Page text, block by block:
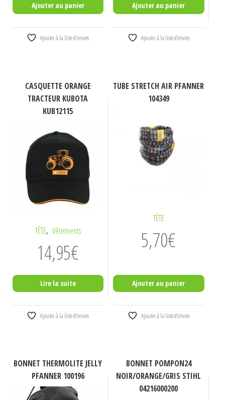
Ajouter au panier
Ajouter à la liste d’envies
Ajouter au panier
Ajouter à la liste d’envies
CASQUETTE ORANGE
TRACTEUR KUBOTA
KUB12115
TÊTE, Vêtements
14,95€
Lire la suite
Ajouter à la liste d’envies
TUBE STRETCH AIR PFANNER
104349
TÊTE
5,70€
Ajouter au panier
Ajouter à la liste d’envies
BONNET THERMOLITE JELLY
PFANNER 100196
BONNET POMPON24
NOIR/ORANGE/GRIS STIHL
04216000200